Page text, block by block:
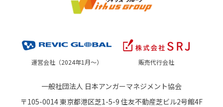
運営会社（2024年1月～） 販売代行会社
一般社団法人 日本アンガーマネジメント協会
〒105-0014 東京都港区芝1-5-9 住友不動産芝ビル2号館4F